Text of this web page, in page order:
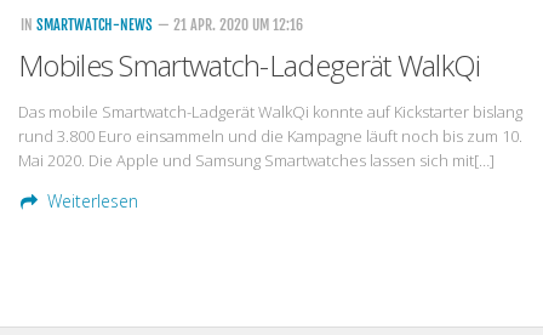
o2
Smartphonetarife
Prepaid-Tarife
Datentarife
IN SMARTWATCH-NEWS — 21 APR. 2020 UM 12:16
Mobiles Smartwatch-Ladegerät WalkQi
Das mobile Smartwatch-Ladgerät WalkQi konnte auf Kickstarter bislang
rund 3.800 Euro einsammeln und die Kampagne läuft noch bis zum 10.
Mai 2020. Die Apple und Samsung Smartwatches lassen sich mit[…]
Weiterlesen